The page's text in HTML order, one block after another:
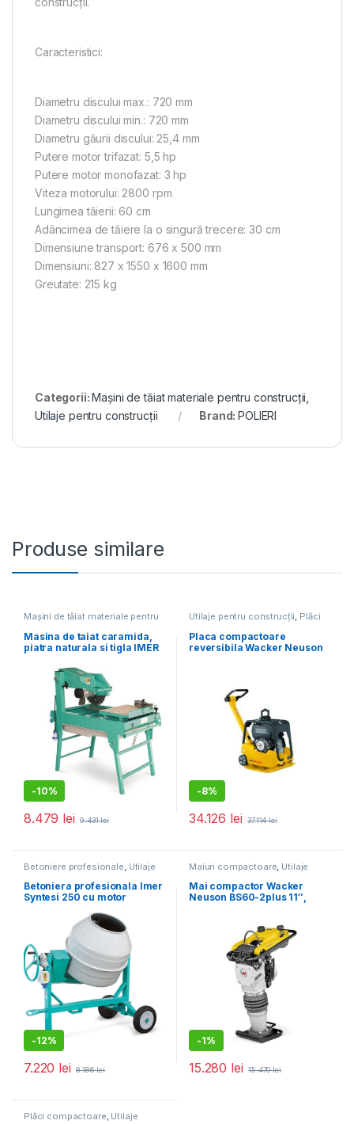
Caracteristici:
Diametru discului max.: 720 mm
Diametru discului min.: 720 mm
Diametru găurii discului: 25,4 mm
Putere motor trifazat: 5,5 hp
Putere motor monofazat: 3 hp
Viteza motorului: 2800 rpm
Lungimea tăierii: 60 cm
Adâncimea de tăiere la o singură trecere: 30 cm
Dimensiune transport: 676 x 500 mm
Dimensiuni: 827 x 1550 x 1600 mm
Greutate: 215 kg
Categorii:Mașini de tăiat materiale pentru construcții
Utilaje pentru construcții
Brand:POLIERI
Produse similare
Mașini de tăiat materiale pentru
construcții
construcții
Masina de taiat caramida,
piatra naturala si tigla IMER
400mm inclus
-10%
8.479 lei 9.431lei
Utilaje pentru construcții, Plăci
Placa compactoare
reversibila Wacker Neuson
-8%
34.126 lei 37.114lei
Betoniere profesionale Utilaje
pentru construcții
Betoniera profesionala Imer
Syntesi 250 cu motor
-12%
7.220 lei 8.186lei
Maiuri compactoare Utilaje
pentru construcții
Mai compactor Wacker
Neuson BS60-2plus 11″,
-1%
15.280 lei 15.470lei
Plăci compactoare, Utilaje